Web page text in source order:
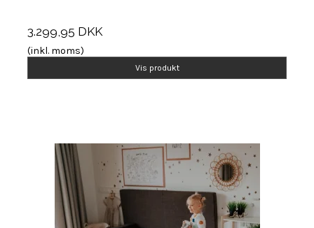
3.299,95 DKK
(inkl. moms)
Vis produkt